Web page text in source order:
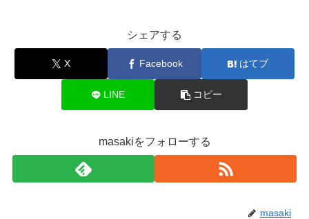
シェアする
X Facebook はてブ
LINE コピー
masakiをフォローする
masaki